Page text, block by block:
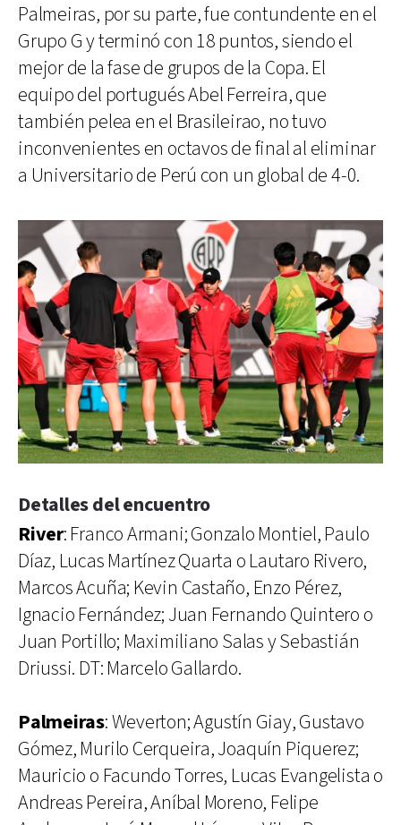
Palmeiras, por su parte, fue contundente en el
Grupo G y terminó con 18 puntos, siendo el
mejor de la fase de grupos de la Copa. El
equipo del portugués Abel Ferreira, que
también pelea en el Brasileirao, no tuvo
inconvenientes en octavos de final al eliminar
a Universitario de Perú con un global de 4-0.
Detalles del encuentro
River: Franco Armani; Gonzalo Montiel, Paulo
Díaz, Lucas Martínez Quarta o Lautaro Rivero,
Marcos Acuña; Kevin Castaño, Enzo Pérez,
Ignacio Fernández; Juan Fernando Quintero o
Juan Portillo; Maximiliano Salas y Sebastián
Driussi. DT: Marcelo Gallardo.
Palmeiras: Weverton; Agustín Giay, Gustavo
Gómez, Murilo Cerqueira, Joaquín Piquerez;
Mauricio o Facundo Torres, Lucas Evangelista o
Andreas Pereira, Aníbal Moreno, Felipe